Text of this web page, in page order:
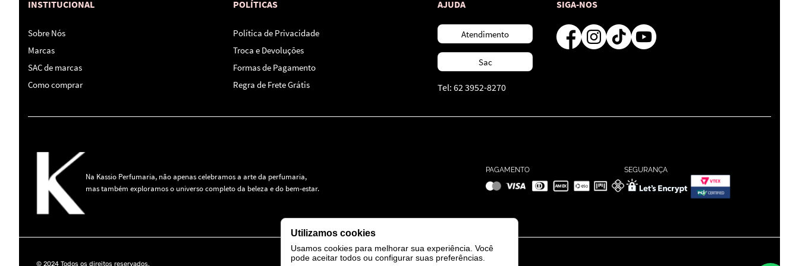
INSTITUCIONAL
Sobre Nós
Marcas
SAC de marcas
Como comprar
POLÍTICAS
Política de Privacidade
Troca e Devoluções
Formas de Pagamento
Regra de Frete Grátis
AJUDA
Atendimento
Sac
Tel: 62 3952-8270
SIGA-NOS
Na Kassio Perfumaria, não apenas celebramos a arte da perfumaria,
mas também exploramos o universo completo da beleza e do bem-estar.
PAGAMENTO SEGURANÇA
© 2024 Todos os direitos reservados.
Utilizamos cookies
Usamos cookies para melhorar sua experiência. Você
pode aceitar todos ou configurar suas preferências.